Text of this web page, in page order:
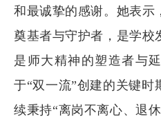
和最诚挚的感谢。她表示
奠基者与守护者，是学校
是师大精神的塑造者与
于“双一流”创建的关键时
续秉持“离岗不离心、退